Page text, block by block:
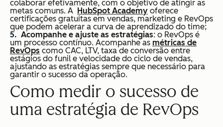
colaborar efetivamente, com o objetivo de atingir as
metas comuns. A HubSpot Academy oferece
certificações gratuitas em vendas, marketing e RevOps
que podem acelerar a curva de aprendizado do time;
Acompanhe e ajuste as estratégias: o RevOps é
um processo contínuo. Acompanhe as métricas de
RevOps como CAC, LTV, taxa de conversão entre
estágios do funil e velocidade do ciclo de vendas,
ajustando as estratégias sempre que necessário para
garantir o sucesso da operação.
Como medir o sucesso de
uma estratégia de RevOps